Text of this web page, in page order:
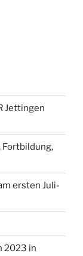
Jettingen
Fortbildung,
ersten Juli-
2023 in